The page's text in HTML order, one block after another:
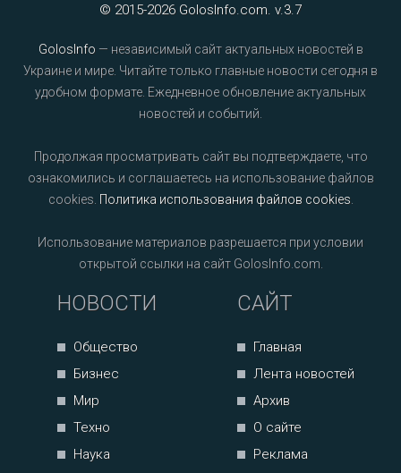
© 2015-2026 GolosInfo.com. v.3.7
GolosInfo — независимый сайт актуальных новостей в
Украине и мире. Читайте только главные новости сегодня в
удобном формате. Ежедневное обновление актуальных
новостей и событий.
Продолжая просматривать сайт вы подтверждаете, что
ознакомились и соглашаетесь на использование файлов
cookies. Политика использования файлов cookies
Использование материалов разрешается при условии
открытой ссылки на сайт GolosInfo.com.
НОВОСТИ
Общество
Бизнес
Мир
Техно
Наука
САЙТ
Главная
Лента новостей
Архив
О сайте
Реклама